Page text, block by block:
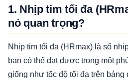
1. Nhịp tim tối đa
nó quan trọng?
Nhịp tim tối đa (HRmax) là số
bạn có thể đạt được trong một
giống như tốc độ tối đa trên bảng